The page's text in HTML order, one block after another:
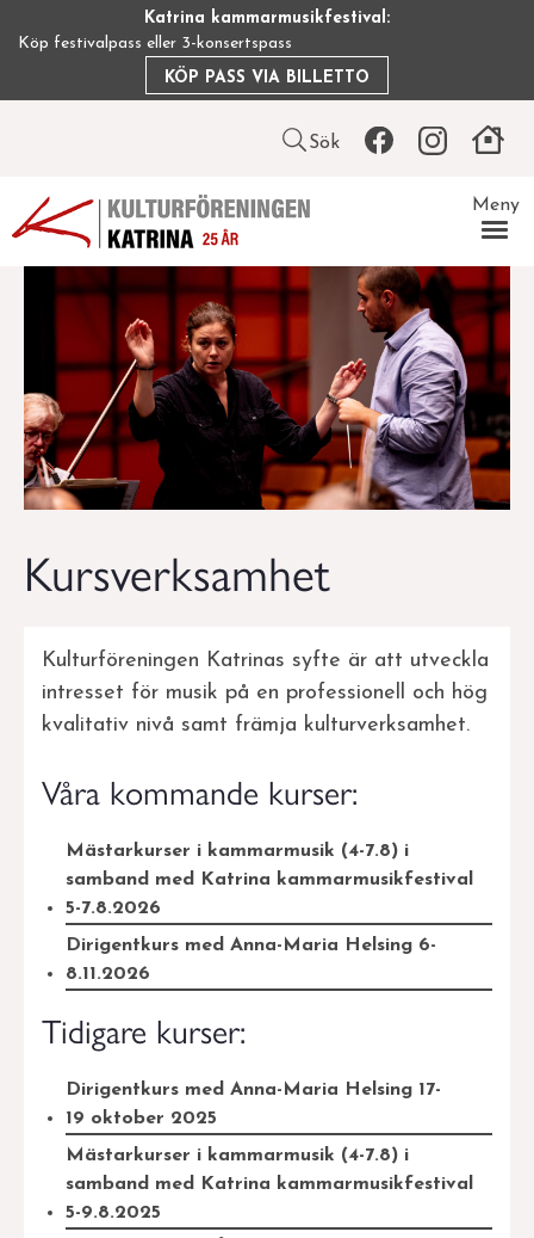
till
Katrina kammarmusikfestival:
Köp festivalpass eller 3-konsertspass
KÖP PASS VIA BILLETTO
Leaderboard
Sök
Meny
Kursverksamhet
Kulturföreningen Katrinas syfte är att utveckla
intresset för musik på en professionell och hög
kvalitativ nivå samt främja kulturverksamhet.
Våra kommande kurser:
Mästarkurser i kammarmusik (4-7.8) i
samband med Katrina kammarmusikfestival
5-7.8.2026
Dirigentkurs med Anna-Maria Helsing 6-
8.11.2026
Tidigare kurser:
Dirigentkurs med Anna-Maria Helsing 17-
19 oktober 2025
Mästarkurser i kammarmusik (4-7.8) i
samband med Katrina kammarmusikfestival
5-9.8.2025